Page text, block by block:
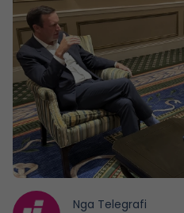
Nga Telegrafi